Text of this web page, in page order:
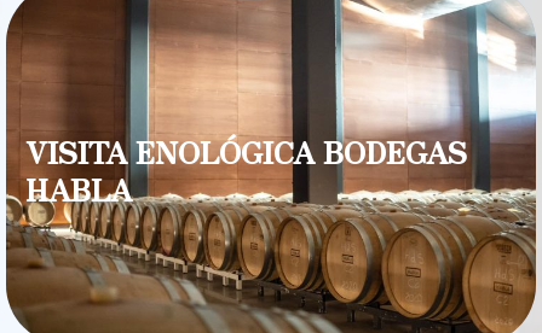
VISITA ENOLÓGICA BODEGAS
HABLA